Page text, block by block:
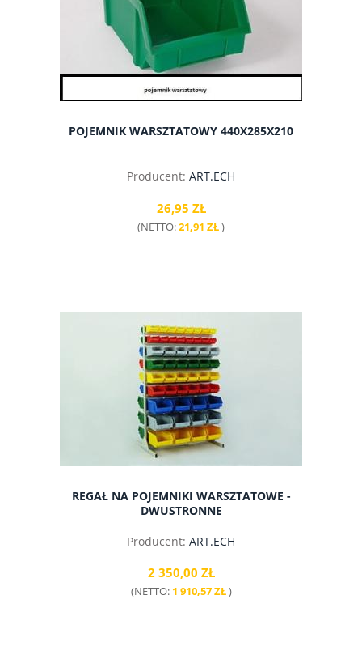
POJEMNIK WARSZTATOWY 440X285X210
Producent: ART.ECH
26,95 ZŁ
(NETTO:21,91 ZŁ)
do koszyka
REGAŁ NA POJEMNIKI WARSZTATOWE -
DWUSTRONNE
Producent: ART.ECH
2 350,00 ZŁ
(NETTO: 1 910,57 ZŁ)